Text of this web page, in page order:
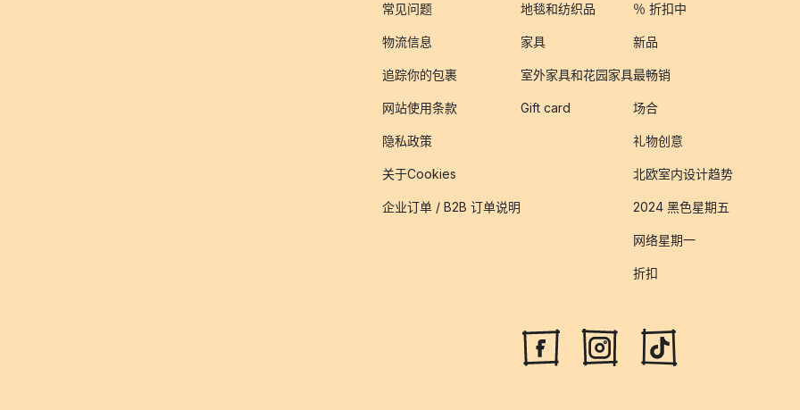
常见问题
物流信息
追踪你的包裹
网站使用条款
隐私政策
关于Cookies
企业订单 / B2B 订单说明
地毯和纺织品
家具
室外家具和花园家具
Gift card
％ 折扣中
新品
最畅销
场合
礼物创意
北欧室内设计趋势
2024 黑色星期五
网络星期一
折扣